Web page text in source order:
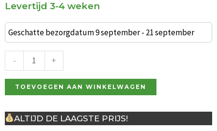
Levertijd 3-4 weken
Geschatte bezorgdatum 9 september - 21 september
-
terrasbarkruk
77cm
aantal
+
TOEVOEGEN AAN WINKELWAGEN
ALTIJD DE LAAGSTE PRIJS!